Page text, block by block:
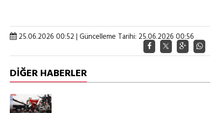
25.06.2026 00:52 | Güncelleme Tarihi: 25.06.2026 00:56
DİĞER HABERLER